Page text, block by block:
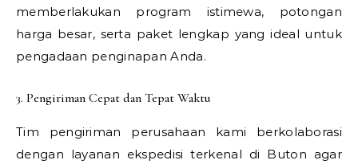
memberlakukan program istimewa, potongan
harga besar, serta paket lengkap yang ideal untuk
pengadaan penginapan Anda.
3. Pengiriman Cepat dan Tepat Waktu
Tim pengiriman perusahaan kami berkolaborasi
dengan layanan ekspedisi terkenal di Buton agar